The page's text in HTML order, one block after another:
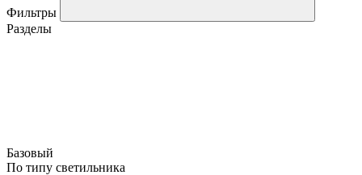
Фильтры
Разделы
Базовый
По типу светильника